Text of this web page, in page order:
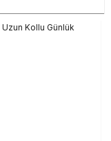
Kollu Günlük